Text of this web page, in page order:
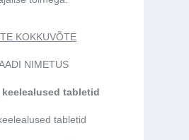
KOKKUVÕTE
NIMETUS
tabletid
tabletid